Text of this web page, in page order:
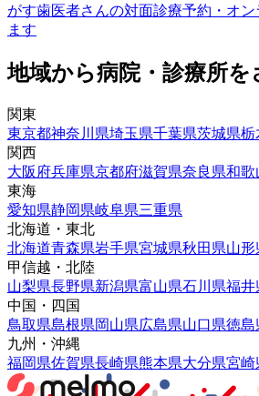
がす歯医者さんの対面診療予約・オ
ます
地域から病院・診療所を
関東
東京都神奈川県埼玉県千葉県茨城県栃
関西
大阪府兵庫県京都府滋賀県奈良県和歌
東海
愛知県静岡県岐阜県三重県
北海道・東北
北海道青森県岩手県宮城県秋田県山形
甲信越・北陸
山梨県長野県新潟県富山県石川県福井
中国・四国
鳥取県島根県岡山県広島県山口県徳島
九州・沖縄
福岡県佐賀県長崎県熊本県大分県宮崎